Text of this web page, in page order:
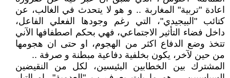
اعادة "تربية" المغاربة .. و هو لا يتحدث في الغالب، عن
كتائب "البيجيدي"، التي رغم وجودها الفعلي الفاعل،
داخل فضاء التأثير الاجتماعي، فهي بحكم اصطفافها الآني
تتخذ وضع الدفاع اكثر من الهجوم، او حتى ان هجومها
من حين لآخر، يكون بخلفية دفاعية مبطنة و صرفة ..
المشترك بين الخطابين البئيسين، لكل من النقيضين